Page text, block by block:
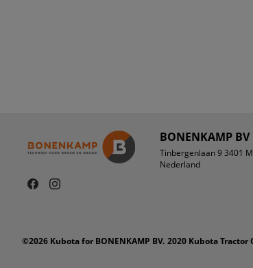
BONENKAMP BV
Tinbergenlaan 9 3401
Nederland
©2026 Kubota for BONENKAMP BV. 2020 Kubota